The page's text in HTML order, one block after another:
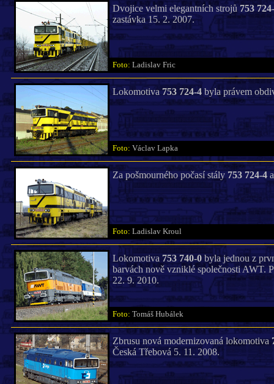
Dvojice velmi elegantních strojů 753
zastávka 15. 2. 2007.
Foto: Ladislav Fric
Lokomotiva753 724-4byla právem
Foto: Václav Lapka
Za pošmourného počasí stály 753 724-4
Foto: Ladislav Kroul
Lokomotiva 753 740-0byla jednou z
barvách nově vzniklé společnosti AWT.
22. 9. 2010.
Foto: Tomáš Hubálek
Zbrusu nová modernizovaná lokomotiva
Česká Třebová 5. 11. 2008.